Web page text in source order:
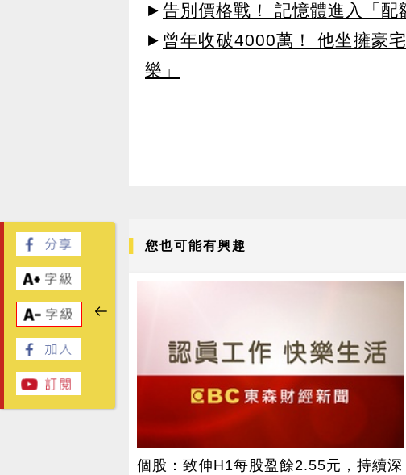
► 告別價格戰！ 記憶體進入「
► 曾年收破4000萬！ 他坐擁豪
樂」
您也可能有興趣
個股：致伸H1每股盈餘2.55元，持續深